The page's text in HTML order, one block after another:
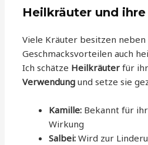
Heilkräuter und
Viele Kräuter besitzen
Geschmacksvorteilen auch
Ich schätze Heilkräuter für
Verwendung und setze sie
Kamille: Bekannt für
Wirkung
Salbei: Wird zur